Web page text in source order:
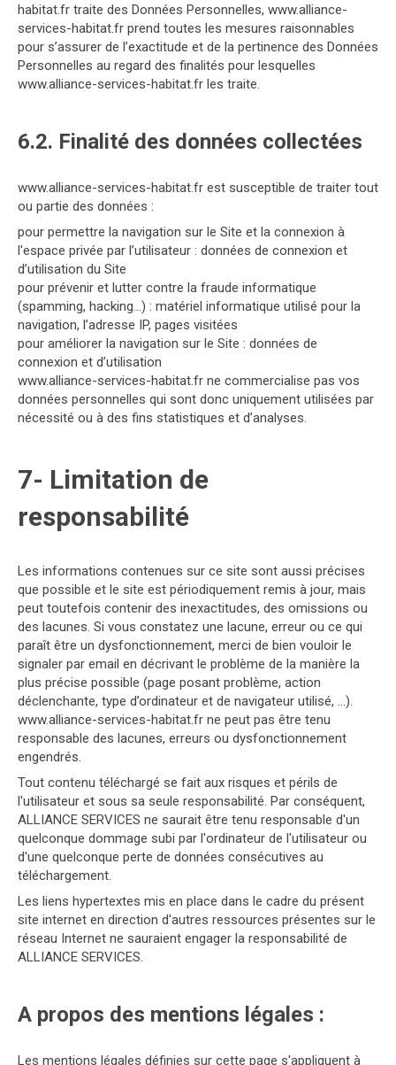
habitat.fr traite des Données Personnelles, www.alliance-
services-habitat.fr prend toutes les mesures raisonnables
pour s’assurer de l’exactitude et de la pertinence des Données
Personnelles au regard des finalités pour lesquelles
www.alliance-services-habitat.fr les traite.
6.2. Finalité des données collectées
www.alliance-services-habitat.fr est susceptible de traiter tout
ou partie des données :
pour permettre la navigation sur le Site et la connexion à
l'espace privée par l’utilisateur : données de connexion et
d’utilisation du Site
pour prévenir et lutter contre la fraude informatique
(spamming, hacking…) : matériel informatique utilisé pour la
navigation, l’adresse IP, pages visitées
pour améliorer la navigation sur le Site : données de
connexion et d’utilisation
www.alliance-services-habitat.fr ne commercialise pas vos
données personnelles qui sont donc uniquement utilisées par
nécessité ou à des fins statistiques et d’analyses.
7- Limitation de
responsabilité
Les informations contenues sur ce site sont aussi précises
que possible et le site est périodiquement remis à jour, mais
peut toutefois contenir des inexactitudes, des omissions ou
des lacunes. Si vous constatez une lacune, erreur ou ce qui
paraît être un dysfonctionnement, merci de bien vouloir le
signaler par email en décrivant le problème de la manière la
plus précise possible (page posant problème, action
déclenchante, type d’ordinateur et de navigateur utilisé, …).
www.alliance-services-habitat.fr ne peut pas être tenu
responsable des lacunes, erreurs ou dysfonctionnement
engendrés.
Tout contenu téléchargé se fait aux risques et périls de
l'utilisateur et sous sa seule responsabilité. Par conséquent,
ALLIANCE SERVICES ne saurait être tenu responsable d'un
quelconque dommage subi par l'ordinateur de l'utilisateur ou
d'une quelconque perte de données consécutives au
téléchargement.
Les liens hypertextes mis en place dans le cadre du présent
site internet en direction d'autres ressources présentes sur le
réseau Internet ne sauraient engager la responsabilité de
ALLIANCE SERVICES.
A propos des mentions légales :
Les mentions légales définies sur cette page s'appliquent à